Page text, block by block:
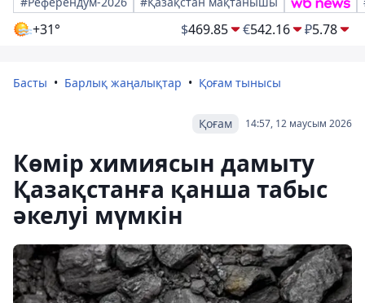
+31° $469.85 €542.16 ₽5.78
Басты Барлық жаңалықтар Қоғам тынысы
14:57, 12 маусым 2026
Қоғам
Көмір химиясын дамыту
Қазақстанға қанша табыс
әкелуі мүмкін